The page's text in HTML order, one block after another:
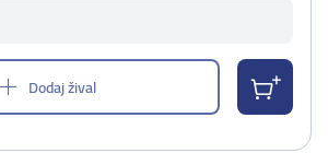
Dodaj žival